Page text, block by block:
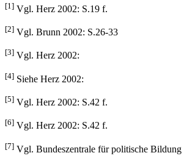
[1] Vgl. Herz 2002: S.19 f.
[2] Vgl. Brunn 2002: S.26-33
[3] Vgl. Herz 2002:
[4] Siehe Herz 2002:
[5] Vgl. Herz 2002: S.42 f.
[6] Vgl. Herz 2002: S.42 f.
[7] Vgl. Bundeszentrale für politische Bildung